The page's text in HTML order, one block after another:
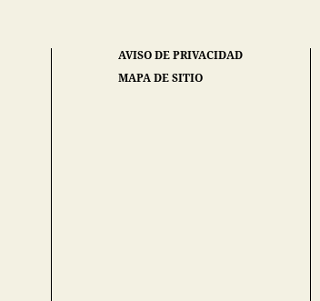
AVISO DE PRIVACIDAD
MAPA DE SITIO